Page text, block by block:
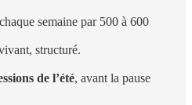
semaine par 500 à 600
structuré.
de l’été, avant la pause